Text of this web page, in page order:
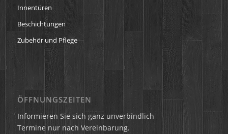
Innentüren
Beschichtungen
Zubehör und Pflege
ÖFFNUNGSZEITEN
Informieren Sie sich ganz unverbindlich
Termine nur nach Vereinbarung.